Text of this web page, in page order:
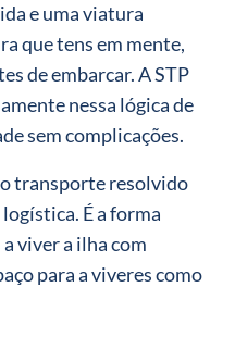
e uma viatura
que tens em mente,
de embarcar. A STP
nessa lógica de
sem complicações.
o transporte resolvido
É a forma
viver a ilha com
para a viveres como